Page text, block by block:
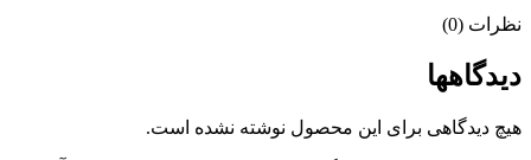
نظرات (0)
دیدگاهها
هیچ دیدگاهی برای این محصول نوشته نشده است.